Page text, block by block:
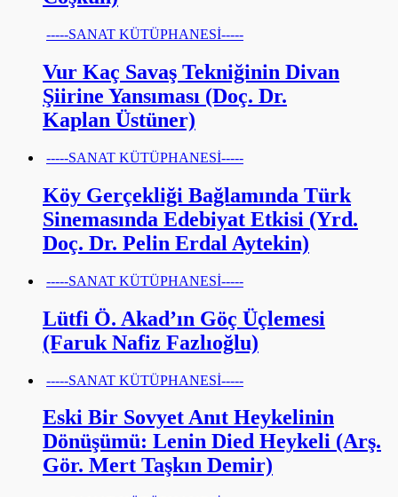
-----SANAT KÜTÜPHANESİ-----
Vur Kaç Savaş Tekniğinin Divan
Şiirine Yansıması (Doç. Dr.
Kaplan Üstüner)
-----SANAT KÜTÜPHANESİ-----
Köy Gerçekliği Bağlamında Türk
Sinemasında Edebiyat Etkisi (Yrd.
Doç. Dr. Pelin Erdal Aytekin)
-----SANAT KÜTÜPHANESİ-----
Lütfi Ö. Akad’ın Göç Üçlemesi
(Faruk Nafiz Fazlıoğlu)
-----SANAT KÜTÜPHANESİ-----
Eski Bir Sovyet Anıt Heykelinin
Dönüşümü: Lenin Died Heykeli (Arş.
Gör. Mert Taşkın Demir)